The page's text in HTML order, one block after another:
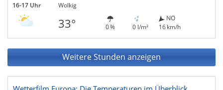
16-17 Uhr Wolkig
33° 0 % 0 l/m²
NO
16 km/h
Weitere Stunden anzeigen